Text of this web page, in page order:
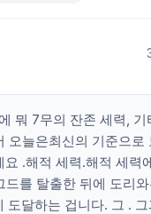
뭐 7무의 잔존 세력, 기
오늘은최신의 기준으로
.해적 세력.해적 세력
를 탈출한 뒤에 도리
도달하는 겁니다. 그 .